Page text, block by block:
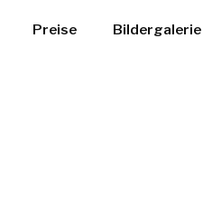
Preise Bildergalerie